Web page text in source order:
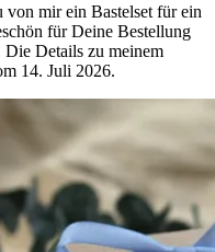
mir ein Bastelset für ein
für Deine Bestellung
Details zu meinem
14. Juli 2026.